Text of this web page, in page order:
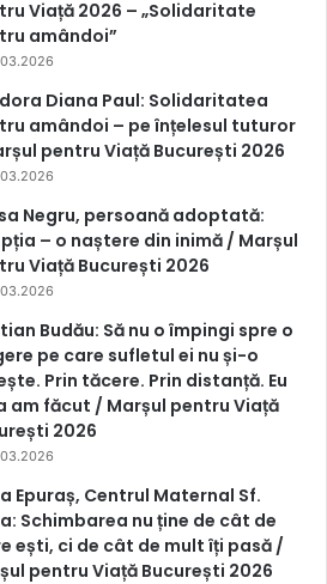
Viață 2026 – „Solidaritate
amândoi”
Diana Paul: Solidaritatea
amândoi – pe înțelesul tuturor
pentru Viață București 2026
Negru, persoană adoptată:
– o naștere din inimă / Marșul
Viață București 2026
Budău: Să nu o împingi spre o
pe care sufletul ei nu și-o
Prin tăcere. Prin distanță. Eu
am făcut / Marșul pentru Viață
2026
Epuraș, Centrul Maternal Sf.
Schimbarea nu ține de cât de
ești, ci de cât de mult îți pasă /
pentru Viață București 2026